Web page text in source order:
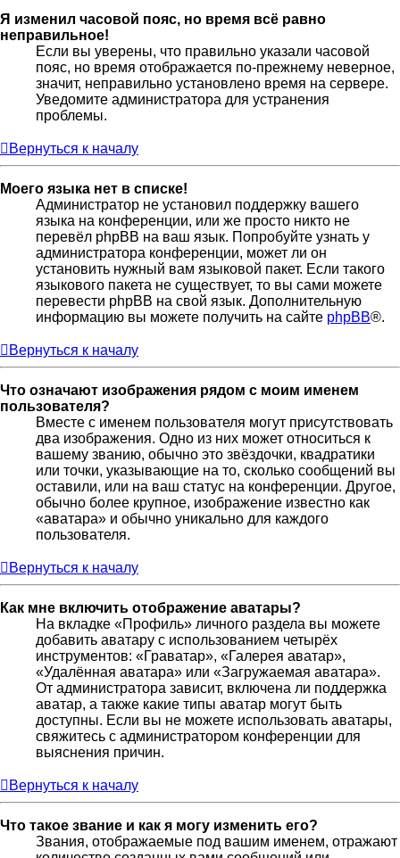
Я изменил часовой пояс, но время всё равно
неправильное!
Если вы уверены, что правильно указали часовой
пояс, но время отображается по-прежнему неверное,
значит, неправильно установлено время на сервере.
Уведомите администратора для устранения
проблемы.
Вернуться к началу
Моего языка нет в списке!
Администратор не установил поддержку вашего
языка на конференции, или же просто никто не
перевёл phpBB на ваш язык. Попробуйте узнать у
администратора конференции, может ли он
установить нужный вам языковой пакет. Если такого
языкового пакета не существует, то вы сами можете
перевести phpBB на свой язык. Дополнительную
информацию вы можете получить на сайте phpBB®.
Вернуться к началу
Что означают изображения рядом с моим именем
пользователя?
Вместе с именем пользователя могут присутствовать
два изображения. Одно из них может относиться к
вашему званию, обычно это звёздочки, квадратики
или точки, указывающие на то, сколько сообщений вы
оставили, или на ваш статус на конференции. Другое,
обычно более крупное, изображение известно как
«аватара» и обычно уникально для каждого
пользователя.
Вернуться к началу
Как мне включить отображение аватары?
На вкладке «Профиль» личного раздела вы можете
добавить аватару с использованием четырёх
инструментов: «Граватар», «Галерея аватар»,
«Удалённая аватара» или «Загружаемая аватара».
От администратора зависит, включена ли поддержка
аватар, а также какие типы аватар могут быть
доступны. Если вы не можете использовать аватары,
свяжитесь с администратором конференции для
выяснения причин.
Вернуться к началу
Что такое звание и как я могу изменить его?
Звания, отображаемые под вашим именем, отражают